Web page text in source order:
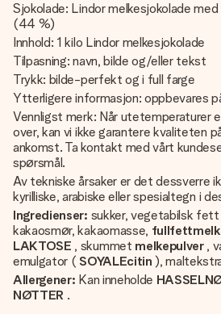
Sjokolade: Lindor melkesjokolade
(44 %)
Innhold: 1 kilo Lindor melkesjokolade
Tilpasning: navn, bilde og/eller tekst
Trykk: bilde-perfekt og i full farge
Ytterligere informasjon: oppbevares
Vennligst merk: Når utetemperaturer
over, kan vi ikke garantere kvaliteten
ankomst. Ta kontakt med vårt
spørsmål.
Av tekniske årsaker er det dessverre
kyrilliske, arabiske eller spesialtegn i
Ingredienser: sukker, vegetabilsk
kakaosmør, kakaomasse, fullfettmelk
LAKTOSE , skummet melkepulver,
emulgator (SOYALEcitin ),
Allergener: Kan inneholde
NØTTER .